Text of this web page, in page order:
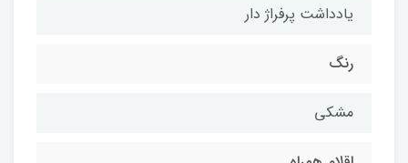
یادداشت پرفراژ دار
رنگ
مشکی